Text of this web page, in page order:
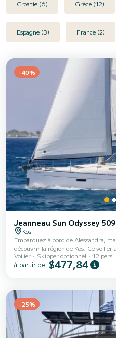
Croatie (6) Grèce (12)
Espagne (3) France (2)
-40%
Jeanneau Sun Odyssey 509
Kos
Embarquez à bord de Alessandra,
découvrir la région de Kos. Ce
assurer confort et performance en
tout confort et une capacité
confort, Alessandra possède de 3 toilettes
équipé d'une...
Voilier Skipper optionnel 12 pers.
à partir de $477,84
-25%